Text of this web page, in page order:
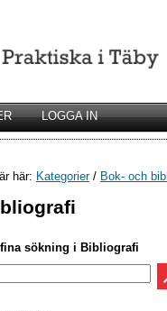
LOGGA IN
här: Kategorier/ Bok- och
sökning i Bibliografi